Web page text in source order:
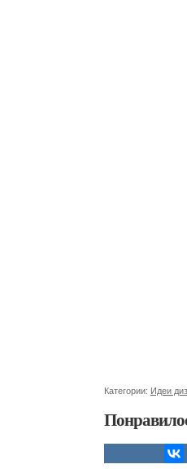
Категории: Идеи